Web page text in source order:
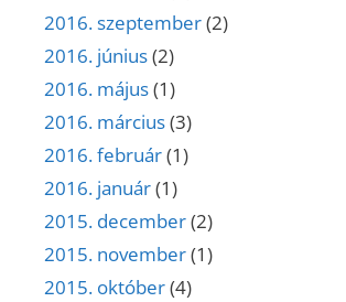
2016. szeptember(2)
2016. június(2)
2016. május(1)
2016. március(3)
2016. február(1)
2016. január(1)
2015. december(2)
2015. november(1)
2015. október(4)